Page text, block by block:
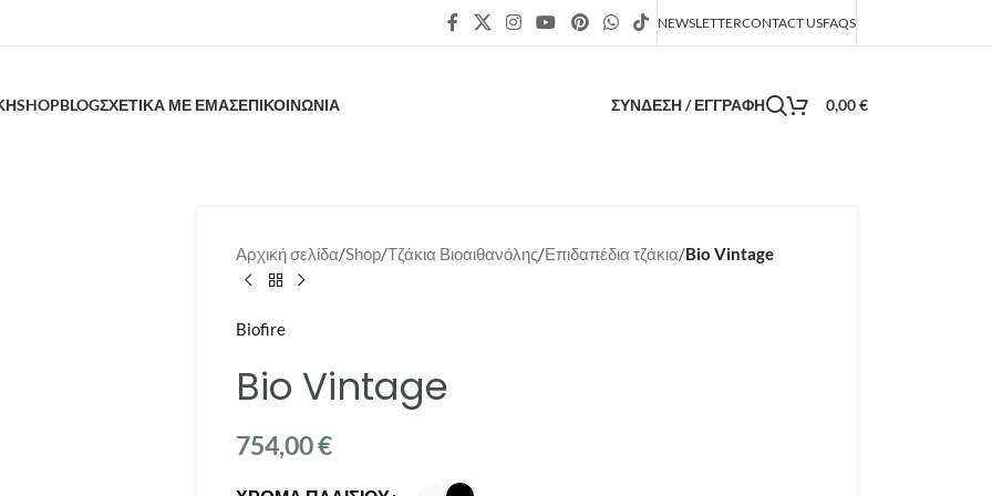
NEWSLETTERCONTACT USFAQS
SHOPBLOGΣΧΕΤΙΚΑ ΜΕ ΕΜΑΣΕΠΙΚΟΙΝΩΝΙΑ ΣΎΝΔΕΣΗ / ΕΓΓΡΑΦΉ 0,00€
Αρχική σελίδα/Shop/Τζάκια Βιοαιθανόλης/Επιδαπέδια τζάκια/Bio Vintage
Biofire
Bio Vintage
754,00€